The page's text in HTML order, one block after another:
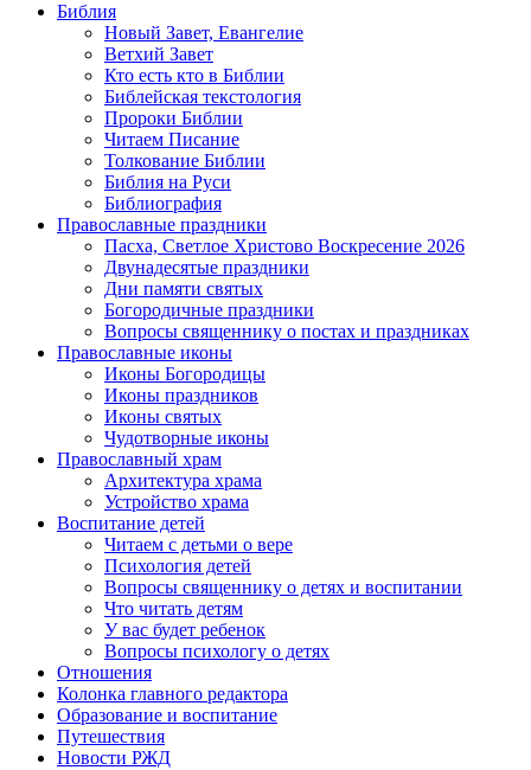
Библия
Новый Завет, Евангелие
Ветхий Завет
Кто есть кто в Библии
Библейская текстология
Пророки Библии
Читаем Писание
Толкование Библии
Библия на Руси
Библиография
Православные праздники
Пасха, Светлое Христово Воскресение 2026
Двунадесятые праздники
Дни памяти святых
Богородичные праздники
Вопросы священнику о постах и праздниках
Православные иконы
Иконы Богородицы
Иконы праздников
Иконы святых
Чудотворные иконы
Православный храм
Архитектура храма
Устройство храма
Воспитание детей
Читаем с детьми о вере
Психология детей
Вопросы священнику о детях и воспитании
Что читать детям
У вас будет ребенок
Вопросы психологу о детях
Отношения
Колонка главного редактора
Образование и воспитание
Путешествия
Новости РЖД